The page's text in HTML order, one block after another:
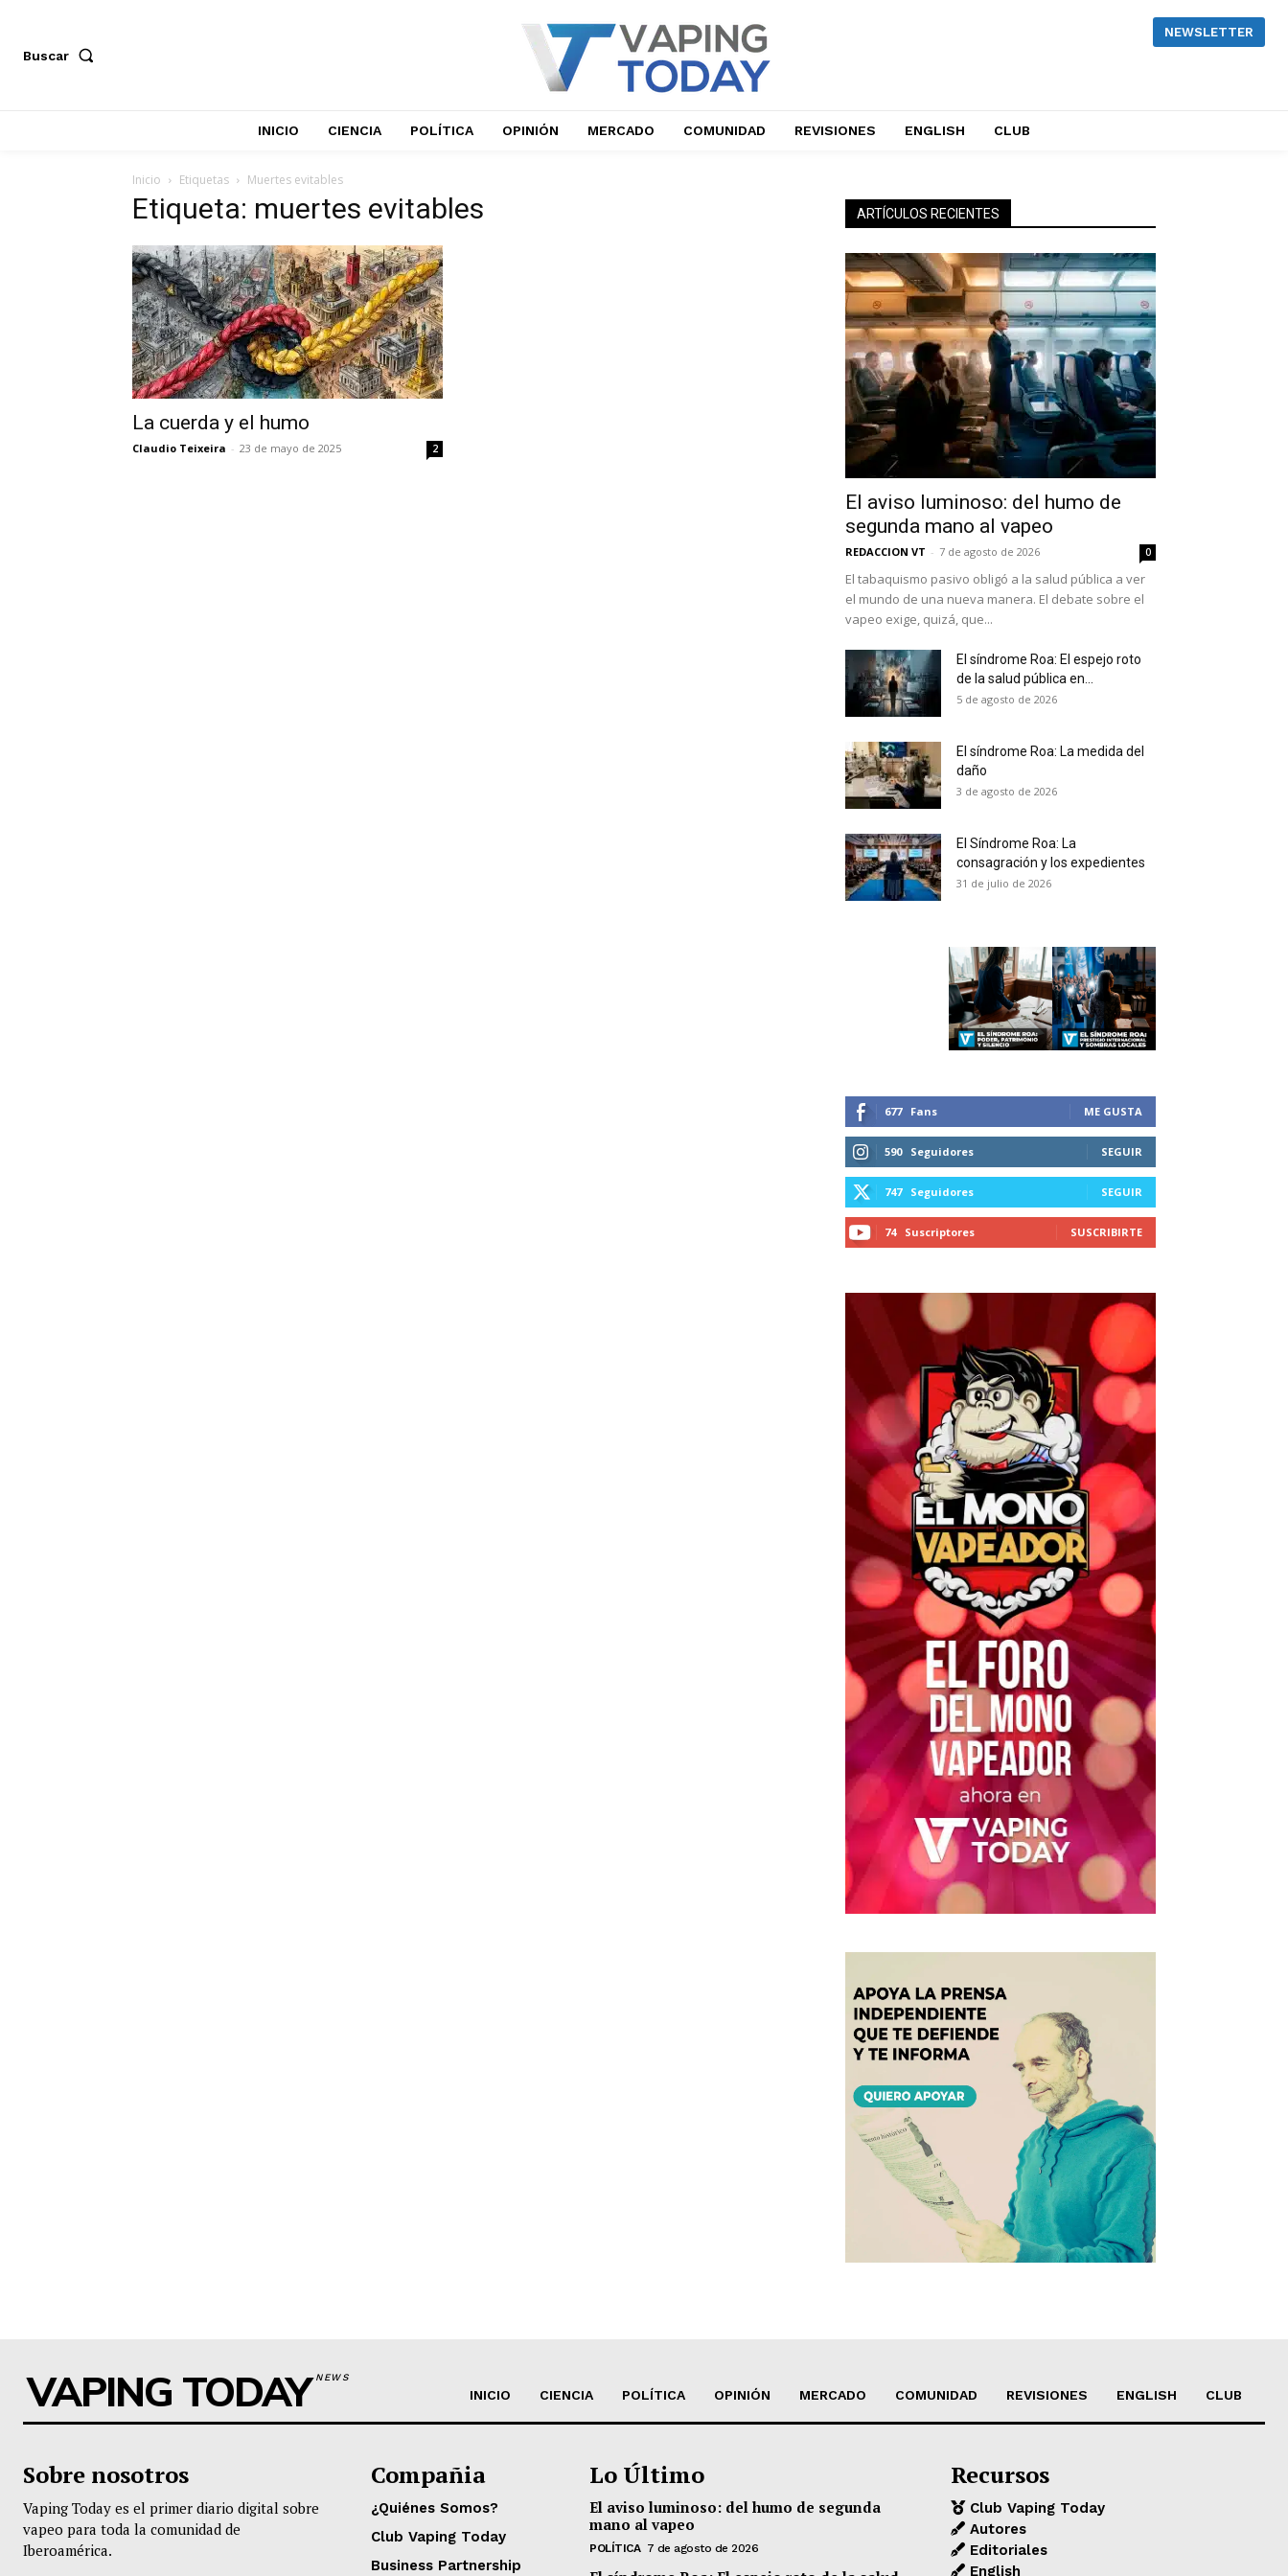
No te pierdas de las últimas
Suscríbete a nuestro boletín diario y recibe todas las
noticias del vapeo y la reducción de daños en tu correo
Subscribe to our daily clipping and receive all the news
of vaping and tobacco harm reduction in your email.
Buscar
NEWSLETTER
INICIO CIENCIA POLÍTICA OPINIÓN MERCADO COMUNIDAD REVISIONES ENGLISH CLUB
Inicio Etiquetas Muertes evitables
Etiqueta: muertes evitables
La cuerda y el humo
Claudio Teixeira - 23 de mayo de 2025 2
ARTÍCULOS RECIENTES
El aviso luminoso: del humo de
segunda mano al vapeo
REDACCION VT - 7 de agosto de 2026 0
El tabaquismo pasivo obligó a la salud pública a ver
el mundo de una nueva manera. El debate sobre el
vapeo exige, quizá, que...
El síndrome Roa: El espejo roto
de la salud pública en...
5 de agosto de 2026
El síndrome Roa: La medida del
daño
3 de agosto de 2026
El Síndrome Roa: La
consagración y los expedientes
31 de julio de 2026
677 Fans ME GUSTA
590 Seguidores SEGUIR
747 Seguidores SEGUIR
74 Suscriptores SUSCRIBIRTE
VAPING TODAYNEWS
INICIO CIENCIA POLÍTICA OPINIÓN MERCADO COMUNIDAD REVISIONES ENGLISH CLUB
Sobre nosotros
Vaping Today es el primer diario digital sobre
vapeo para toda la comunidad de
Iberoamérica.
Compañia
¿Quiénes Somos?
Club Vaping Today
Business Partnership
Lo Último
El aviso luminoso: del humo de segunda
mano al vapeo
POLÍTICA 7 de agosto de 2026
Recursos
Club Vaping Today
Autores
Editoriales
English